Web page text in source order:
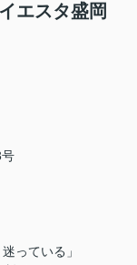
エスタ盛岡
っている」